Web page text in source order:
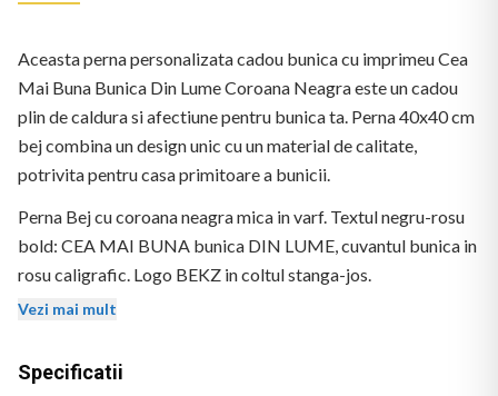
Aceasta perna personalizata cadou bunica cu imprimeu Cea
Mai Buna Bunica Din Lume Coroana Neagra este un cadou
plin de caldura si afectiune pentru bunica ta. Perna 40x40 cm
bej combina un design unic cu un material de calitate,
potrivita pentru casa primitoare a bunicii.
Perna Bej cu coroana neagra mica in varf. Textul negru-rosu
bold: CEA MAI BUNA bunica DIN LUME, cuvantul bunica in
rosu caligrafic. Logo BEKZ in coltul stanga-jos.
Vezi mai mult
Specificatii